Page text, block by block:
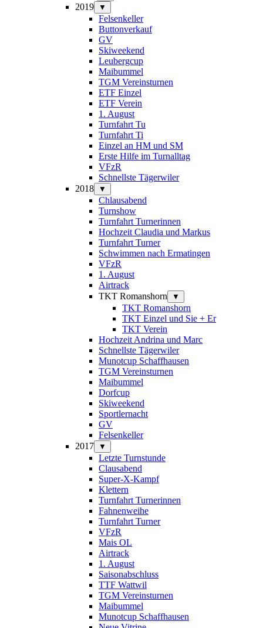
2019 ▼
Felsenkeller
Buttonverkauf
GV
Skiweekend
Leubergcup
Maibummel
TGM Vereinsturnen
ETF Einzel
ETF Verein
1. August
Turnfahrt Tu
Turnfahrt Ti
Einzel an HM und SM
Erste Hilfe im Turnalltag
VFzR
Schnellste Tägerwiler
2018
▼
Chlausabend
Turnshow
Turnfahrt Turnerinnen
Hochzeit Claudia und Markus
Turnfahrt Turner
Schwimmen nach Ermatingen
VFzR
1. August
Airtrack
TKT Romanshorn
▼
TKT Romanshorn
TKT Einzel und Sie + Er
TKT Verein
Hochzeit Andrina und Marc
Schnellste Tägerwiler
Munotcup Schaffhausen
TGM Vereinsturnen
Maibummel
Dorfcup
Skiweekend
Sportlernacht
GV
Felsenkeller
2017
▼
Letzte Turnstunde
Clausabend
Super-X-Kampf
Klettern
Turnfahrt Turnerinnen
Fahnenweihe
Turnfahrt Turner
VFzR
Mais OL
Airtrack
1. August
Saisonabschluss
TTF Wattwil
TGM Vereinsturnen
Maibummel
Munotcup Schaffhausen